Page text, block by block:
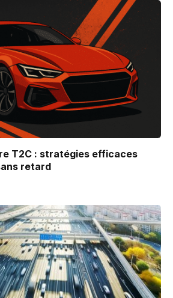
T2C : stratégies efficaces
retard